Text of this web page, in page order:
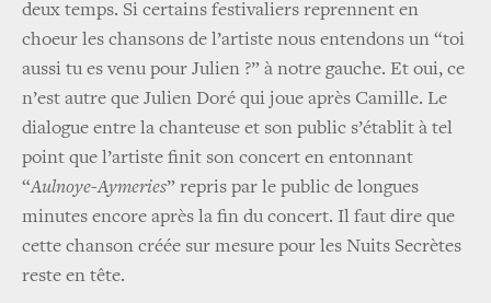
deux temps. Si certains festivaliers reprennent en
choeur les chansons de l’artiste nous entendons un “toi
aussi tu es venu pour Julien ?” à notre gauche. Et oui, ce
n’est autre que Julien Doré qui joue après Camille. Le
dialogue entre la chanteuse et son public s’établit à tel
point que l’artiste finit son concert en entonnant
“Aulnoye-Aymeries” repris par le public de longues
minutes encore après la fin du concert. Il faut dire que
cette chanson créée sur mesure pour les Nuits Secrètes
reste en tête.